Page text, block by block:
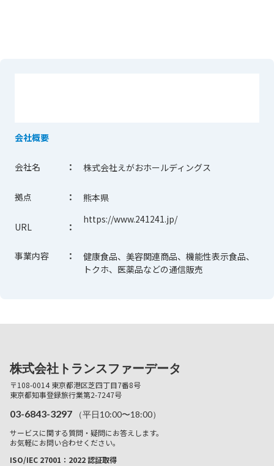
会社概要
会社名 ： 株式会社えがおホールディングス
拠点 ： 熊本県
URL ：
https://www.241241.jp/
事業内容 ：
健康食品、美容関連商品、機能性表示食品、
トクホ、医薬品などの通信販売
株式会社トランスファーデータ
〒108-0014 東京都港区芝四丁目7番8号
東京都知事登録旅行業第2-7247号
03-6843-3297
（平日10:00〜18:00）
サービスに関する質問・疑問にお答えします。
お気軽にお問い合わせください。
ISO/IEC 27001：2022 認証取得